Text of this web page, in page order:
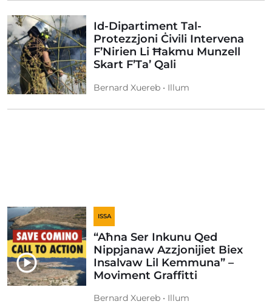
Id-Dipartiment Tal-
Protezzjoni Ċivili Intervena
F’Nirien Li Ħakmu Munzell
Skart F’Ta’ Qali
Bernard Xuereb • Illum
ISSA
“Aħna Ser Inkunu Qed
Nippjanaw Azzjonijiet Biex
Insalvaw Lil Kemmuna” –
Moviment Graffitti
Bernard Xuereb • Illum